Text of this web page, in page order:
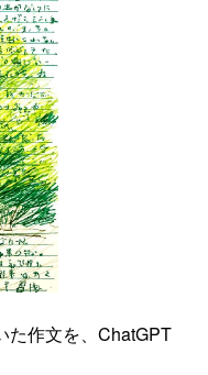
た作文を、ChatGPT